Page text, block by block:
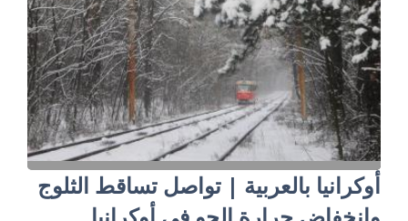
أوكرانيا بالعربية | تواصل تساقط الثلوج